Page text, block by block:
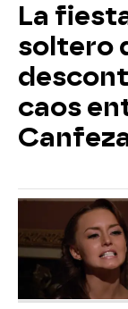
La
soltero
caos